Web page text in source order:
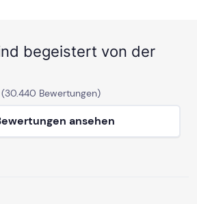
begeistert von der
(30.440 Bewertungen)
ansehen